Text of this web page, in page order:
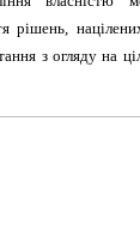
рішень,
з огляду на